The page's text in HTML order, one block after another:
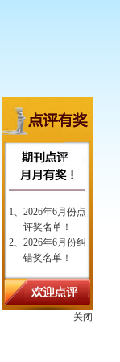
关闭